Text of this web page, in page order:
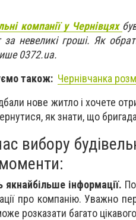
компанії у Чернівцях
за невеликі гроші. Як
0372.ua.
також: Чернівчанка
нове житло і хочете
як знати, що
вибору
якнайбільше інформації.
про компанію. Уважно
розказати багато